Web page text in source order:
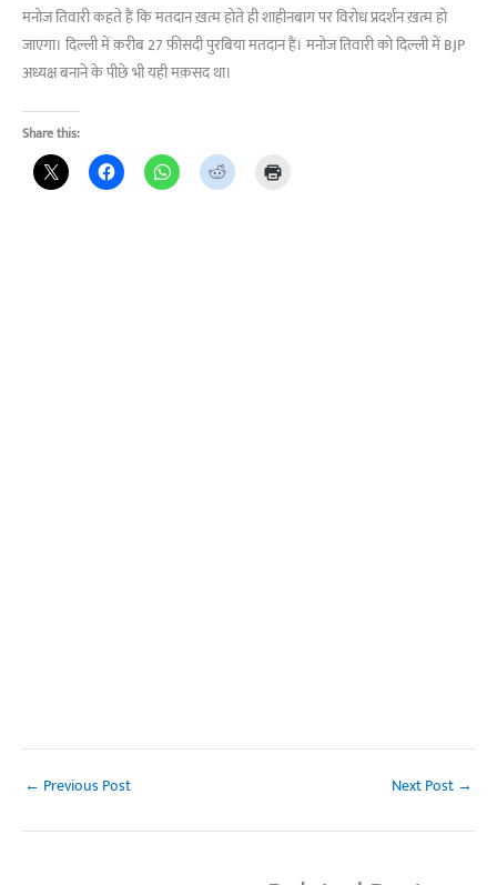
मनोज तिवारी कहते हैं कि मतदान ख़त्म होते ही शाहीनबाग पर विरोध प्रदर्शन ख़त्म हो
जाएगा। दिल्ली में क़रीब 27 फ़ीसदी पुरबिया मतदान हैं। मनोज तिवारी को दिल्ली में BJP
अध्यक्ष बनाने के पीछे भी यही मक़सद था।
Share this:
← Previous Post Next Post →